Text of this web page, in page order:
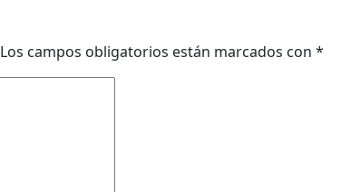
Los campos obligatorios están marcados con *